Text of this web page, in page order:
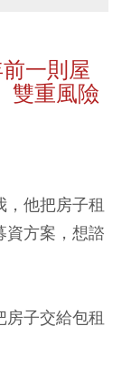
一則屋
雙重風險
他把房子租
資方案，想諮
子交給包租